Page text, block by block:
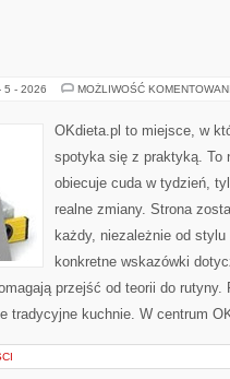
5 - 2026 MOŻLIWOŚĆ
OKdieta.pl to miejsce, w
spotyka się z praktyką. To
obiecuje cuda w tydzień,
realne zmiany. Strona
każdy, niezależnie od
konkretne wskazówki
przejść od teorii do rutyny.
tradycyjne kuchnie. W centrum